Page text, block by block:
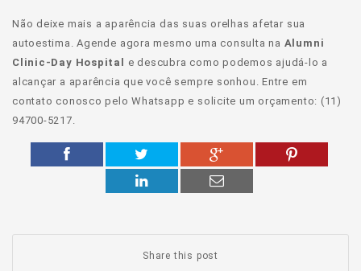
Não deixe mais a aparência das suas orelhas afetar sua
autoestima. Agende agora mesmo uma consulta na Alumni
Clinic-Day Hospital
e descubra como podemos ajudá-lo a
alcançar a aparência que você sempre sonhou. Entre em
contato conosco pelo Whatsapp e solicite um orçamento: (11)
94700-5217.
Share this post